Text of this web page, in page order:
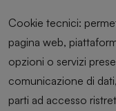
Cookie tecnici:
pagina web,
opzioni o servizi
comunicazione di
parti ad accesso